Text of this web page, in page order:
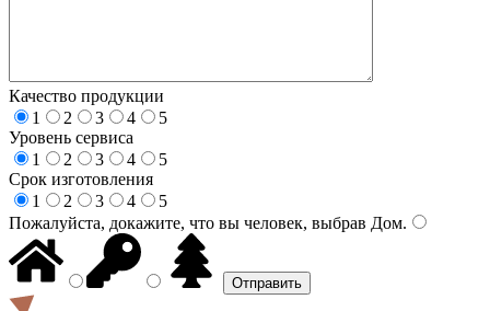
Качество продукции
1
2 3 4
5
Уровень сервиса
1
2 3 4
5
Срок изготовления
1
2 3 4
5
Пожалуйста, докажите, что вы человек, выбрав Дом.